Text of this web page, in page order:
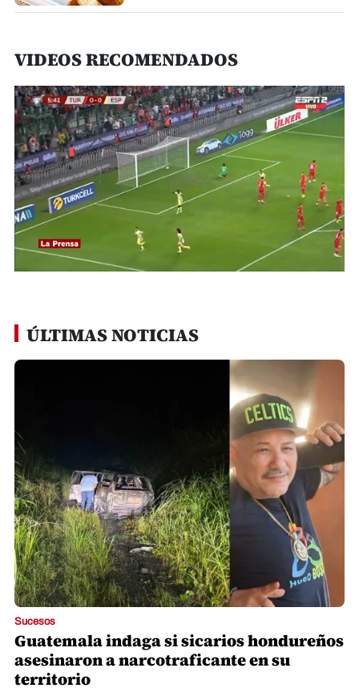
VIDEOS RECOMENDADOS
minutes,
23 ÚLTIMAS NOTICIAS
Sucesos
Guatemala indaga si sicarios hondureños
asesinaron a narcotraficante en su
territorio